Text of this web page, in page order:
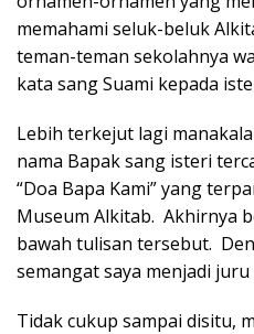
memahami seluk-beluk
teman-teman sekolahnya
kata sang Suami kepada
Lebih terkejut lagi
nama Bapak sang isteri
“Doa Bapa Kami” yang
Museum Alkitab. Akhirnya
bawah tulisan tersebut.
semangat saya menjadi
Tidak cukup sampai disitu,